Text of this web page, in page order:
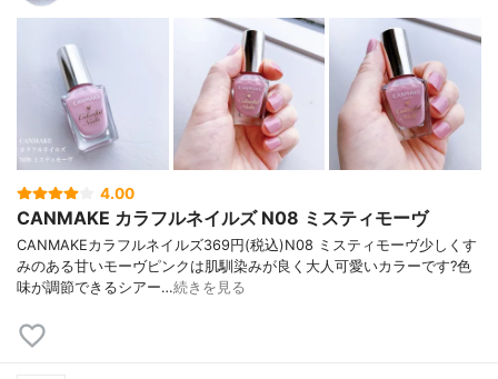
4.00
CANMAKE カラフルネイルズ N08 ミスティモーヴ
CANMAKEカラフルネイルズ369円(税込)N08 ミスティモーヴ少しくす
みのある甘いモーヴピンクは肌馴染みが良く大人可愛いカラーです?色
味が調節できるシアー…続きを見る